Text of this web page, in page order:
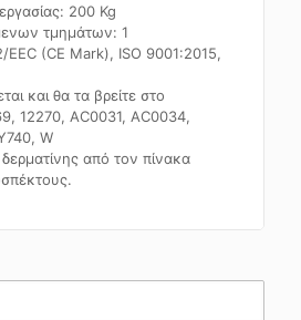
200 Kg
τμημάτων: 1
EEC (CE Mark), ISO 9001:2015,
και θα τα βρείτε στο
12270, AC0031, AC0034,
W
από τον πίνακα